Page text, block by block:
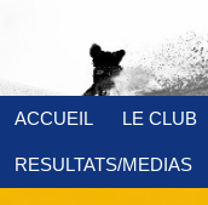
ACCUEIL LE CLUB
RESULTATS/MEDIAS